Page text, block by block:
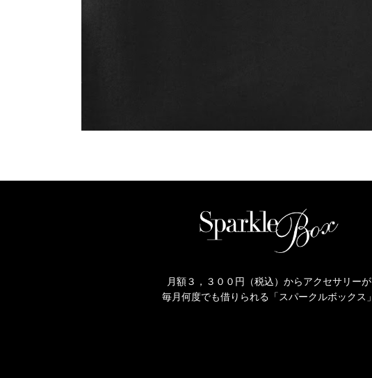
月額３，３００円（税込）からアクセサリーが
毎月何度でも借りられる「スパークルボックス」